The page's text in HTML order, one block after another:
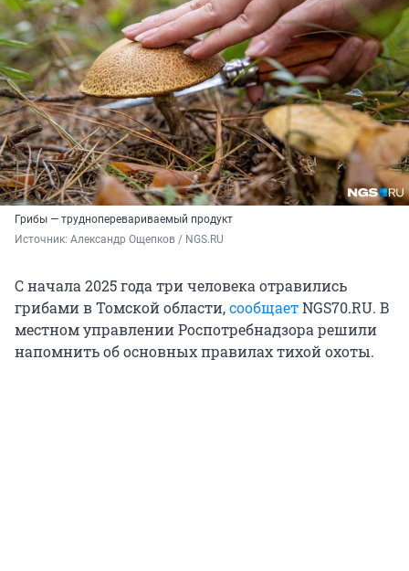
Грибы — трудноперевариваемый продукт
Источник: Александр Ощепков / NGS.RU
С начала 2025 года три человека отравились
грибами в Томской области,сообщаетNGS70.RU. В
местном управленииРоспотребнадзорарешили
напомнитьоб основных правилах тихой охоты.